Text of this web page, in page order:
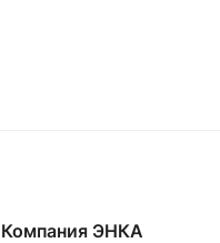
Компания ЭНКА